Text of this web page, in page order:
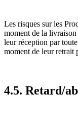
Les risques sur les
moment de la
leur réception par
moment de leur retrait
4.5. Retard/